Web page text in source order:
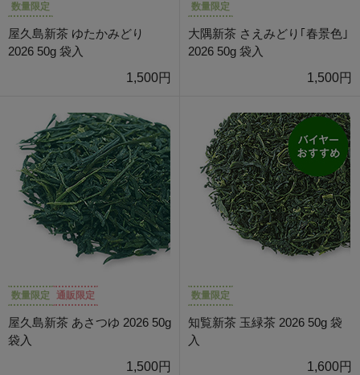
数量限定
屋久島新茶 ゆたかみどり
2026 50g 袋入
1,500円
数量限定
大隅新茶 さえみどり｢春景色｣
2026 50g 袋入
1,500円
数量限定 通販限定
屋久島新茶 あさつゆ 2026 50g
袋入
1,500円
数量限定
知覧新茶 玉緑茶 2026 50g 袋
入
1,600円